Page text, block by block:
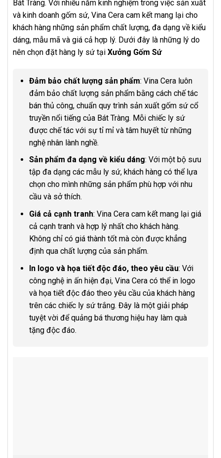
Bát Tràng. Với nhiều năm kinh nghiệm trong việc sản xuất
và kinh doanh gốm sứ, Vina Cera cam kết mang lại cho
khách hàng những sản phẩm chất lượng, đa dạng về kiểu
dáng, mẫu mã và giá cả hợp lý. Dưới đây là những lý do
nên chọn đặt hàng ly sứ tại Xưởng Gốm Sứ
Đảm bảo chất lượng sản phẩm: Vina Cera luôn
đảm bảo chất lượng sản phẩm bằng cách chế tác
bán thủ công, chuẩn quy trình sản xuất gốm sứ cổ
truyền nổi tiếng của Bát Tràng. Mỗi chiếc ly sứ
được chế tác với sự tỉ mỉ và tâm huyết từ những
nghệ nhân lành nghề.
Sản phẩm đa dạng về kiểu dáng: Với một bộ sưu
tập đa dạng các mẫu ly sứ, khách hàng có thể lựa
chọn cho mình những sản phẩm phù hợp với nhu
cầu và sở thích.
Giá cả cạnh tranh: Vina Cera cam kết mang lại giá
cả cạnh tranh và hợp lý nhất cho khách hàng.
Không chỉ có giá thành tốt mà còn được khẳng
định qua chất lượng của sản phẩm.
In logo và họa tiết độc đáo, theo yêu cầu: Với
công nghệ in ấn hiện đại, Vina Cera có thể in logo
và họa tiết độc đáo theo yêu cầu của khách hàng
trên các chiếc ly sứ trắng. Đây là một giải pháp
tuyệt vời để quảng bá thương hiệu hay làm quà
tặng độc đáo.